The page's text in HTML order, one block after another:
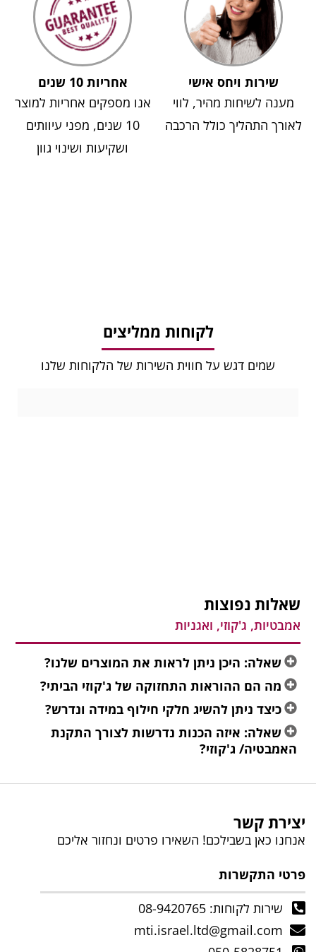
שירות ויחס אישי
מענה לשיחות מהיר, לווי
לאורך התהליך כולל הרכבה
אחריות 10 שנים
אנו מספקים אחריות למוצר
10 שנים, מפני עיוותים
ושקיעות ושינוי גוון
לקוחות ממליצים
שמים דגש על חווית השירות של הלקוחות שלנו
שאלות נפוצות
אמבטיות, ג'קוזי, ואגניות
שאלה: היכן ניתן לראות את המוצרים שלנו?
מה הם ההוראות התחזוקה של ג'קוזי הביתי?
כיצד ניתן להשיג חלקי חילוף במידה ונדרש?
שאלה: איזה הכנות נדרשות לצורך התקנת
האמבטיה/ ג'קוזי?
יצירת קשר
אנחנו כאן בשבילכם! השאירו פרטים ונחזור אליכם
פרטי התקשרות
שירות לקוחות: 08-9420765
mti.israel.ltd@gmail.com